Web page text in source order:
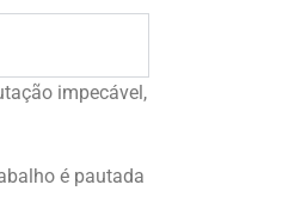
impecável,
é pautada